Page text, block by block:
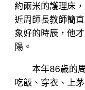
約兩米的護理床
近周師長教師簡
象好的時辰，他
陽。
本年86歲的
吃飯、穿衣、上